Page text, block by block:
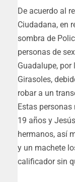
De acuerdo al
Ciudadana, en
sombra de
personas de
Guadalupe,
Girasoles,
robar a un
Estas personas
19 años y
hermanos, así
y un machete
calificador sin